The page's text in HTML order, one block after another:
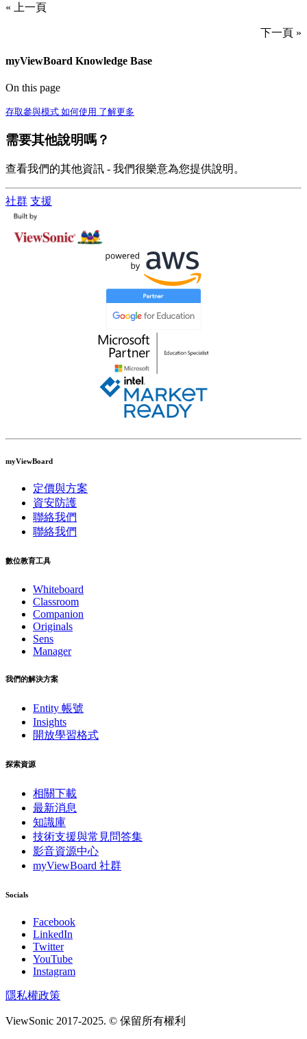
« 上一頁
下一頁 »
myViewBoard Knowledge Base
On this page
存取參與模式 如何使用 了解更多
需要其他說明嗎？
查看我們的其他資訊 - 我們很樂意為您提供說明。
社群 支援
myViewBoard
定價與方案
資安防護
聯絡我們
聯絡我們
數位教育工具
Whiteboard
Classroom
Companion
Originals
Sens
Manager
我們的解決方案
Entity 帳號
Insights
開放學習格式
探索資源
相關下載
最新消息
知識庫
技術支援與常見問答集
影音資源中心
myViewBoard 社群
Socials
Facebook
LinkedIn
Twitter
YouTube
Instagram
隱私權政策
ViewSonic 2017-2025. © 保留所有權利